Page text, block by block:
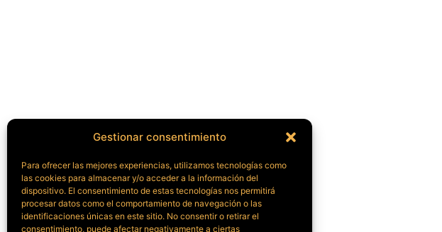
Gestionar consentimiento
Para ofrecer las mejores experiencias, utilizamos tecnologías como
las cookies para almacenar y/o acceder a la información del
dispositivo. El consentimiento de estas tecnologías nos permitirá
procesar datos como el comportamiento de navegación o las
identificaciones únicas en este sitio. No consentir o retirar el
consentimiento, puede afectar negativamente a ciertas